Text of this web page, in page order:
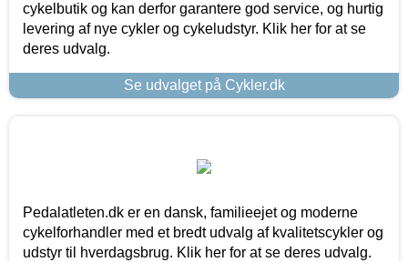
cykelbutik og kan derfor garantere god service, og hurtig
levering af nye cykler og cykeludstyr. Klik her for at se
deres udvalg.
Se udvalget på Cykler.dk
Pedalatleten.dk er en dansk, familieejet og moderne
cykelforhandler med et bredt udvalg af kvalitetscykler og
udstyr til hverdagsbrug. Klik her for at se deres udvalg.